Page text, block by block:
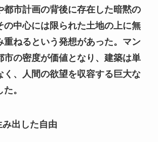
都市計画の背後に存在した暗黙の
の中心には限られた土地の上に無
重ねるという発想があった。マン
市の密度が価値となり、建築は単
く、人間の欲望を収容する巨大な
。
出した自由